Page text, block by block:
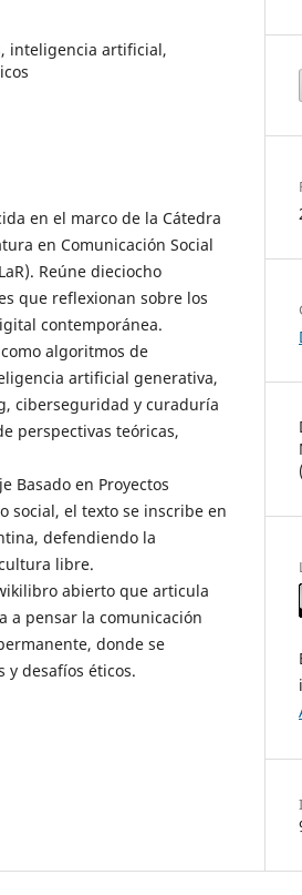
inteligencia artificial,
en el marco de la Cátedra
en Comunicación Social
Reúne dieciocho
que reflexionan sobre los
contemporánea.
algoritmos de
artificial generativa,
ciberseguridad y curaduría
perspectivas teóricas,
Basado en Proyectos
social, el texto se inscribe en
defendiendo la
libre.
abierto que articula
a pensar la comunicación
donde se
y desafíos éticos.